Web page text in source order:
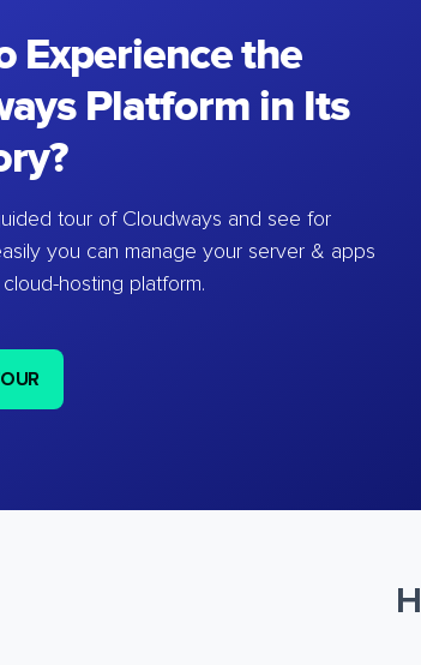
Experience the
Platform in Its
tour of Cloudways and see for
you can manage your server & apps
hosting platform.